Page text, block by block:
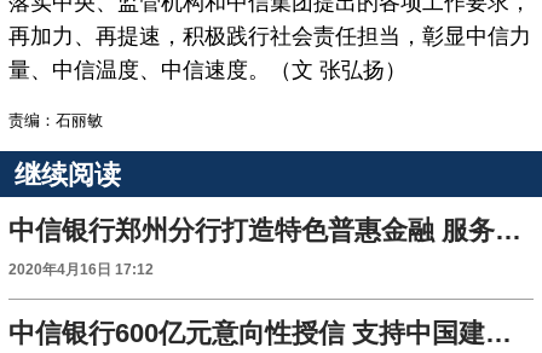
再加力、再提速，积极践行社会责任担当，彰显中信力
量、中信温度、中信速度。（文 张弘扬）
责编：石丽敏
继续阅读
中信银行郑州分行打造特色普惠金融 服务实体经济
2020年4月16日 17:12
中信银行600亿元意向性授信 支持中国建材集团制造业创新升级